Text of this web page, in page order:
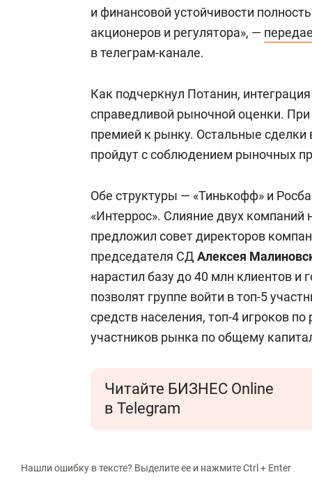
и финансовой устойчивости
акционеров и регулятора», —
в телеграм-канале.
Как подчеркнул Потанин,
справедливой рыночной оценки.
премией к рынку. Остальные
пройдут с соблюдением рыночных
Обе структуры — «Тинькофф» и
«Интеррос». Слияние двух
предложил совет директоров
председателя СД Алексея
нарастил базу до 40 млн клиентов и
позволят группе войти в топ-5
средств населения, топ-4 игроков
участников рынка по общему
Читайте БИЗНЕС Online
в Telegram
Нашли ошибку в тексте? Выделите ее и нажмите Ctrl + Enter